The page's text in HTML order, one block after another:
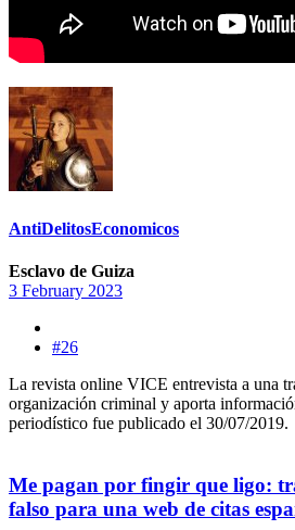
AntiDelitosEconomicos
Esclavo de Guiza
3 February 2023
#26
La revista online VICE entrevista a una
organización criminal y aporta
periodístico fue publicado el 30/07/2019.
Me pagan por fingir que ligo:
falso para una web de citas